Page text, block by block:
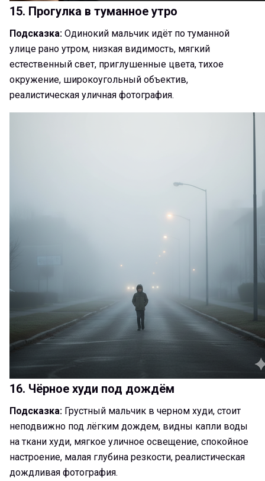
15. Прогулка в туманное утро
Подсказка: Одинокий мальчик идёт по туманной
улице рано утром, низкая видимость, мягкий
естественный свет, приглушенные цвета, тихое
окружение, широкоугольный объектив,
реалистическая уличная фотография.
16. Чёрное худи под дождём
Подсказка: Грустный мальчик в черном худи, стоит
неподвижно под лёгким дождем, видны капли воды
на ткани худи, мягкое уличное освещение, спокойное
настроение, малая глубина резкости, реалистическая
дождливая фотография.